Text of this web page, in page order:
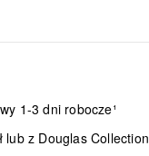
1-3 dni robocze¹
lub z Douglas Collection